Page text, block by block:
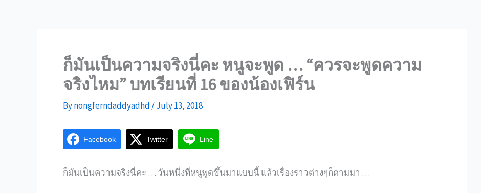
ก็มันเป็นความจริงนี่คะ หนูจะพูด … “ควรจะพูดความ
จริงไหม” บทเรียนที่ 16 ของน้องเฟิร์น
Bynongferndaddyadhd /July 13, 2018
Facebook Twitter Line
ก็มันเป็นความจริงนี่คะ … วันหนึ่งที่หนูพูดขึ้นมาแบบนี้ แล้วเรื่องราวต่างๆก็ตามมา …